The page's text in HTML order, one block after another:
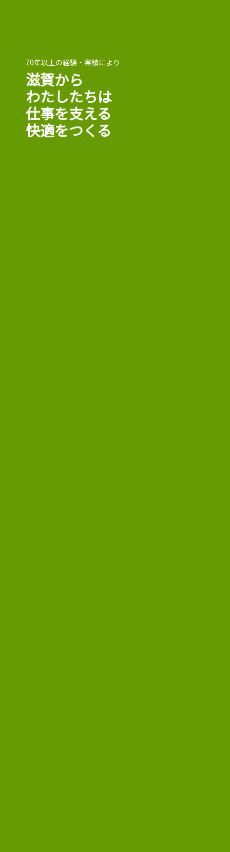
70年以上の経験・実績により
滋賀から
わたしたちは
仕事を支える
快適をつくる